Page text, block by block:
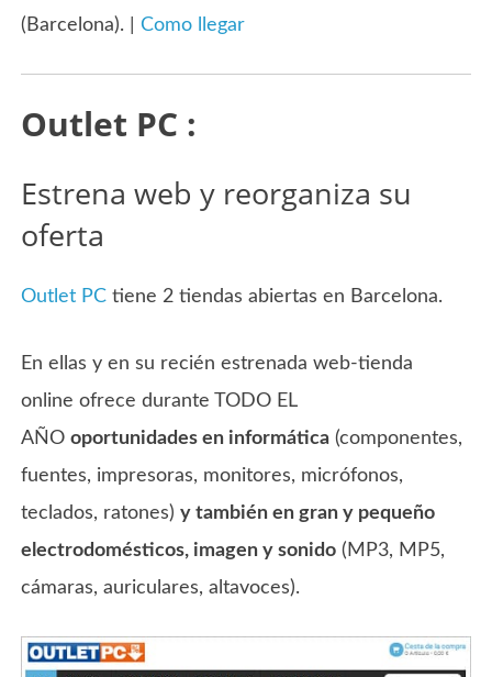
(Barcelona). |Como llegar
Outlet PC :
Estrena web y reorganiza su
oferta
Outlet PC tiene 2 tiendas abiertas en Barcelona.
En ellas y en su recién estrenada web-tienda
online ofrece durante TODO EL
AÑOoportunidades en informática (componentes,
fuentes, impresoras, monitores, micrófonos,
teclados, ratones)y también en gran y pequeño
electrodomésticos, imagen y sonido (MP3, MP5,
cámaras, auriculares, altavoces).